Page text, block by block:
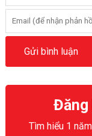
Đăng
Tìm hiểu 1